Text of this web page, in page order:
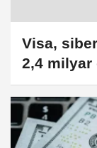
Visa,
2,4 milyar
alacak